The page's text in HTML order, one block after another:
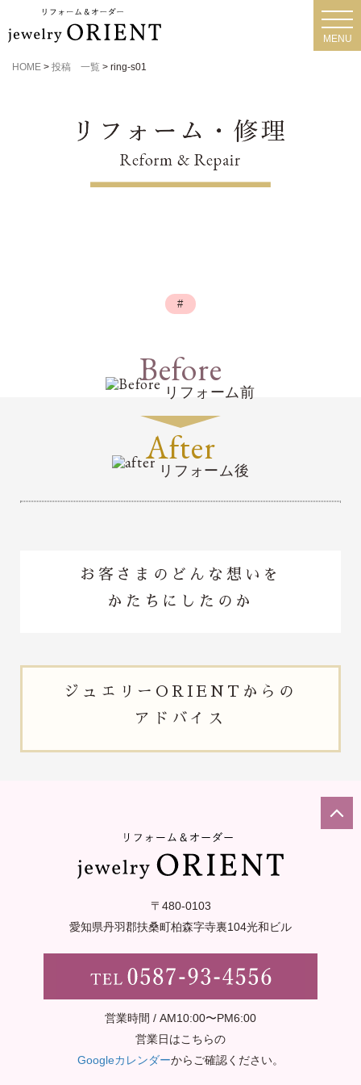
MENU
HOME > 投稿 一覧 > ring-s01
#
Before
リフォーム前
After
リフォーム後
お客さまのどんな想いを
かたちにしたのか
ジュエリー ORIENTからの
アドバイス
〒480-0103
愛知県丹羽郡扶桑町柏森字寺裏104光和ビル
営業時間 / AM10:00〜PM6:00
営業日はこちらの
Googleカレンダーからご確認ください。